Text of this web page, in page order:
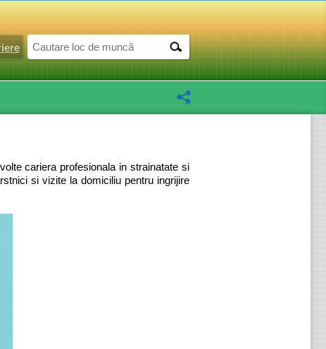
cariera profesionala in strainatate si
si vizite la domiciliu pentru ingrijire